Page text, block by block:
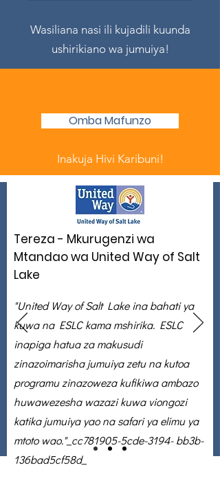
Wasiliana nasi ili kujadili kuunda
ushirikiano wa jumuiya!
Omba Mafunzo
Inakuja Hivi Karibuni!
Tereza - Mkurugenzi wa
Mtandao wa United Way of Salt
Lake
"United Way of Salt Lake ina bahati ya
kuwa na ESLC kama mshirika. ESLC
inapiga hatua za makusudi
zinazoimarisha jumuiya zetu na kutoa
programu zinazoweza kufikiwa ambazo
huwawezesha wazazi kuwa viongozi
katika jumuiya yao na safari ya elimu ya
mtoto wao."_cc781905-5cde-3194- bb3b-
136bad5cf58d_